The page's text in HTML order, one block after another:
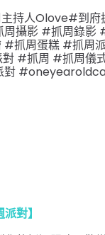
持人Olove#到府
周攝影 #抓周錄影
#抓周蛋糕 #抓周
對 #抓周 #抓周儀
對
派對】